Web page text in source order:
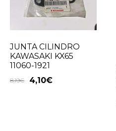
JUNTA CILINDRO
KAWASAKI KX65
11060-1921
8,19€ 4,10€